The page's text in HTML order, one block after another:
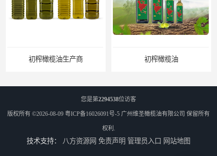
初榨橄榄油 橄榄油生产厂家
您是第2294538位访客
版权所有 ©2026-08-09 粤ICP备16026091号-5 广州维圣橄榄油有限公司 保留所有
权利.
技术支持： 八方资源网 免责声明 管理员入口 网站地图